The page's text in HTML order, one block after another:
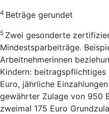
4 Beträge gerundet
5 Zwei gesonderte
Mindestsparbeiträge.
Arbeitnehmerinnen
Kindern:
Euro, jährliche
gewährter Zulage von 950
zweimal 175 Euro